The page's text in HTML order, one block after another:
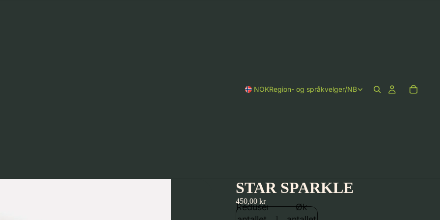
NOKRegion- og språkvelger/NB
STAR SPARKLE
450,00 kr
Reduser
Øk